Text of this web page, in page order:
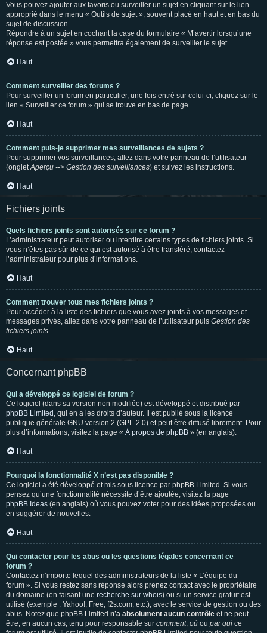
Vous pouvez ajouter aux favoris ou surveiller un sujet en cliquant sur le lien
approprié dans le menu « Outils de sujet », souvent placé en haut et en bas du
sujet de discussion.
Répondre à un sujet en cochant la case du formulaire « M’avertir lorsqu’une
réponse est postée » vous permettra également de surveiller le sujet.
Haut
Comment surveiller des forums ?
Pour surveiller un forum en particulier, une fois entré sur celui-ci, cliquez sur le
lien « Surveiller ce forum » qui se trouve en bas de page.
Haut
Comment puis-je supprimer mes surveillances de sujets ?
Pour supprimer vos surveillances, allez dans votre panneau de l’utilisateur
(ongletAperçu --> Gestion des surveillances) et suivez les instructions.
Haut
Fichiers joints
Quels fichiers joints sont autorisés sur ce forum ?
L’administrateur peut autoriser ou interdire certains types de fichiers joints. Si
vous n’êtes pas sûr de ce qui est autorisé à être transféré, contactez
l’administrateur pour plus d’informations.
Haut
Comment trouver tous mes fichiers joints ?
Pour accéder à la liste des fichiers que vous avez joints à vos messages et
messages privés, allez dans votre panneau de l’utilisateur puis Gestion des
fichiers joints.
Haut
Concernant phpBB
Qui a développé ce logiciel de forum ?
Ce logiciel (dans sa version non modifiée) est développé et distribué par
phpBB Limited , qui en a les droits d’auteur. Il est publié sous la licence
publique générale GNU version 2 (GPL-2.0) et peut être diffusé librement. Pour
plus d’informations, visitez la page « À propos de phpBB » (en anglais).
Haut
Pourquoi la fonctionnalité X n’est pas disponible ?
Ce logiciel a été développé et mis sous licence par phpBB Limited. Si vous
pensez qu’une fonctionnalité nécessite d’être ajoutée, visitez la page
phpBB Ideas (en anglais) où vous pouvez voter pour des idées proposées ou
en suggérer de nouvelles.
Haut
Qui contacter pour les abus ou les questions légales concernant ce
forum ?
Contactez n’importe lequel des administrateurs de la liste « L’équipe du
forum ». Si vous restez sans réponse alors prenez contact avec le propriétaire
du domaine (en faisant une recherche sur whois) ou si un service gratuit est
utilisé (exemple : Yahoo!, Free, f2s.com, etc.), avec le service de gestion ou des
abus. Notez que phpBB Limited n’a absolument aucun contrôle et ne peut
être, en aucun cas, tenu pour responsable sur comment, où ou par qui ce